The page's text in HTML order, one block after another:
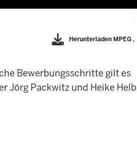
Ton
Herunterladen MPEG
Bewerbungsschritte gilt es
Jörg Packwitz und Heike